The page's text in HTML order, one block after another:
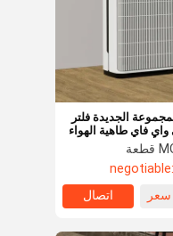
المجموعة الجديدة فلتر
واي فاي طاهية الهواء
الأليفة عائلة حيوانات
negotiable
اتصال